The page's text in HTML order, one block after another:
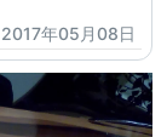
年05月08日